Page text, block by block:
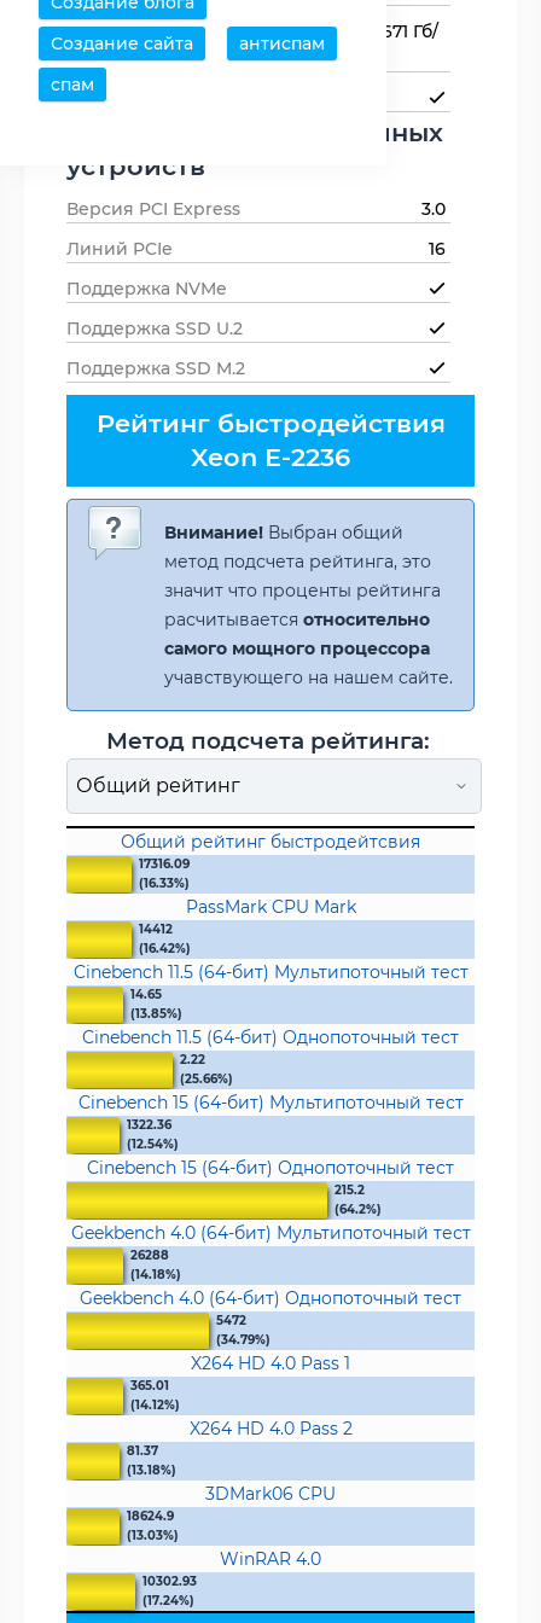
Создание сайта
антиспам
спам
Пропускная способность
памяти
42.671 Гб/
Поддержка ECC-памяти
Поддержка периферийных
устройств
Версия PCI Express
3.0
Линий PCIe
16
Поддержка NVMe
Поддержка SSD U.2
Поддержка SSD M.2
Рейтинг быстродействия
Xeon E-2236
Внимание! Выбран общий
метод подсчета рейтинга, это
значит что проценты рейтинга
расчитывается относительно
самого мощного процессора
учавствующего на нашем сайте.
Метод подсчета рейтинга:
Общий рейтинг быстродейтсвия
17316.09
(16.33%)
PassMark CPU Mark
14412
(16.42%)
Cinebench 11.5 (64-бит) Мультипоточный тест
14.65
(13.85%)
Cinebench 11.5 (64-бит) Однопоточный тест
2.22
(25.66%)
Cinebench 15 (64-бит) Мультипоточный тест
1322.36
(12.54%)
Cinebench 15 (64-бит) Однопоточный тест
215.2
(64.2%)
Geekbench 4.0 (64-бит) Мультипоточный тест
26288
(14.18%)
Geekbench 4.0 (64-бит) Однопоточный тест
5472
(34.79%)
X264 HD 4.0 Pass 1
365.01
(14.12%)
X264 HD 4.0 Pass 2
81.37
(13.18%)
3DMark06 CPU
18624.9
(13.03%)
WinRAR 4.0
10302.93
(17.24%)